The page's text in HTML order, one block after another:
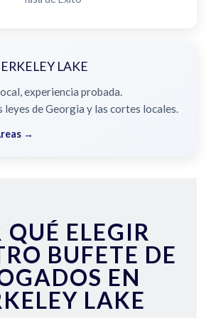
LAKE
experiencia probada.
leyes de Georgia y las cortes locales.
→
QUÉ ELEGIR
BUFETE DE
EN
LAKE